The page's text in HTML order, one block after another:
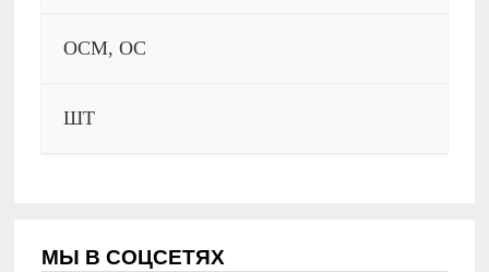
ОСМ, ОС
ШТ
МЫ В СОЦСЕТЯХ